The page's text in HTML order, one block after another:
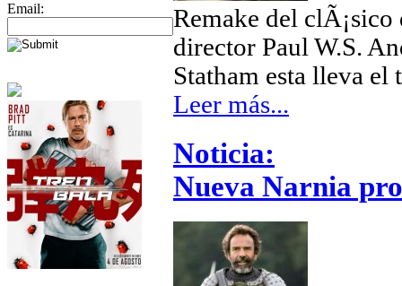
Email:
Remake del
director Paul W.S.
Statham esta lleva
Leer más...
Noticia:
Nueva Narnia